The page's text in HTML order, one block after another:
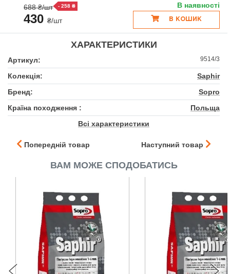
688 ₴/шт - 258 ₴
430₴/шт
В наявності
В КОШИК
ХАРАКТЕРИСТИКИ
Артикул: 9514/3
Колекція:
Saphir
Бренд:
Sopro
Країна походження :
Польща
Всі характеристики
Попередній товар Наступний товар
ВАМ МОЖЕ СПОДОБАТИСЬ